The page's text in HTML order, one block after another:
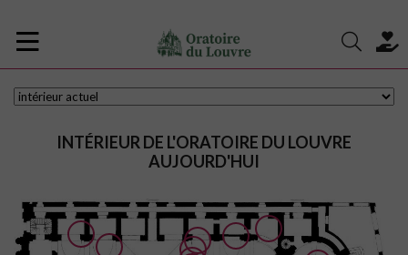
INTÉRIEUR DE L'ORATOIRE DU LOUVRE
AUJOURD'HUI